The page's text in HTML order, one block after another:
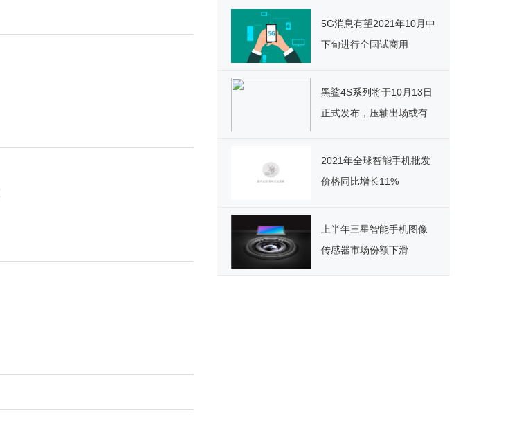
5G消息有望2021年10月中
下旬进行全国试商用
黑鲨4S系列将于10月13日
正式发布，压轴出场或有
2021年全球智能手机批发
价格同比增长11%
上半年三星智能手机图像
传感器市场份额下滑